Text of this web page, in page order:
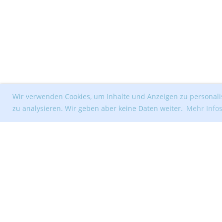
Wir verwenden Cookies, um Inhalte und Anzeigen zu
zu analysieren. Wir geben aber keine Daten weiter. Mehr Infos